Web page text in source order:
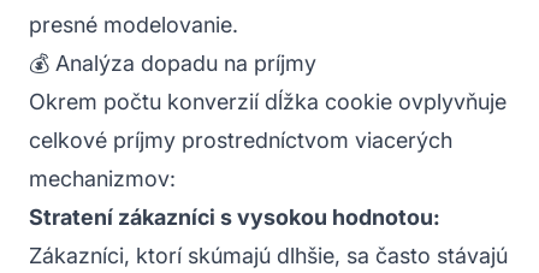
presné modelovanie.
💰 Analýza dopadu na príjmy
Okrem počtu konverzií dĺžka cookie ovplyvňuje
celkové príjmy prostredníctvom viacerých
mechanizmov:
Stratení zákazníci s vysokou hodnotou:
Zákazníci, ktorí skúmajú dlhšie, sa často stávajú